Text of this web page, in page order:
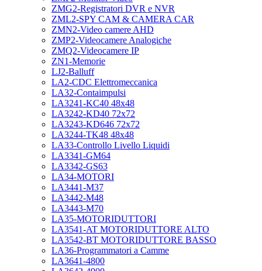
ZMG2-Registratori DVR e NVR
ZML2-SPY CAM & CAMERA CAR
ZMN2-Video camere AHD
ZMP2-Videocamere Analogiche
ZMQ2-Videocamere IP
ZN1-Memorie
LJ2-Balluff
LA2-CDC Elettromeccanica
LA32-Contaimpulsi
LA3241-KC40 48x48
LA3242-KD40 72x72
LA3243-KD646 72x72
LA3244-TK48 48x48
LA33-Controllo Livello Liquidi
LA3341-GM64
LA3342-GS63
LA34-MOTORI
LA3441-M37
LA3442-M48
LA3443-M70
LA35-MOTORIDUTTORI
LA3541-AT MOTORIDUTTORE ALTO
LA3542-BT MOTORIDUTTORE BASSO
LA36-Programmatori a Camme
LA3641-4800